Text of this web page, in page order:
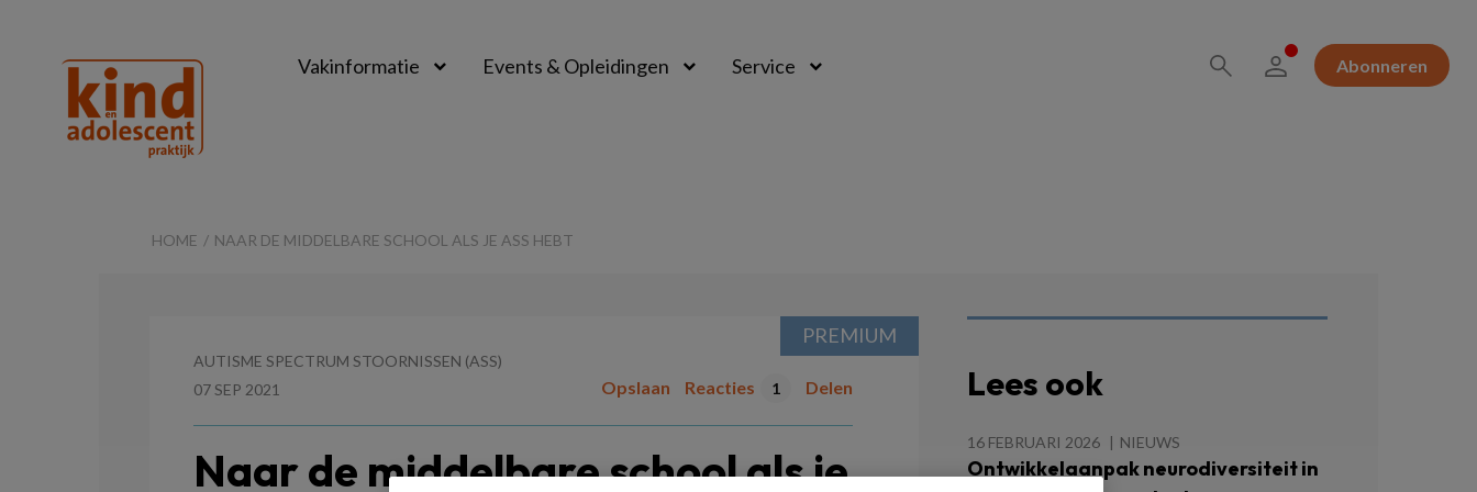
&
Vakinformatie Events & Opleidingen Service Abonneren
HOME NAAR DE MIDDELBARE SCHOOL ALS JE ASS HEBT
AUTISME SPECTRUM STOORNISSEN (ASS)
07 SEP 2021
Opslaan Reacties 1 Delen
Naar de middelbare school als je
PREMIUM
Lees ook
16 FEBRUARI 2026 NIEUWS
Ontwikkelaanpak neurodiversiteit in